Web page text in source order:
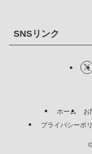
SNSリンク
ホーム お
プライバシーポ
©